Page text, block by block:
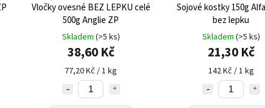
Vločky ovesné BEZ LEPKU celé
500g Anglie ZP
Skladem (>5 ks)
38,60 Kč
77,20 Kč / 1 kg
Sojové kostky 150g
bez lepku
Skladem (>5 ks)
21,30 Kč
142 Kč / 1 kg